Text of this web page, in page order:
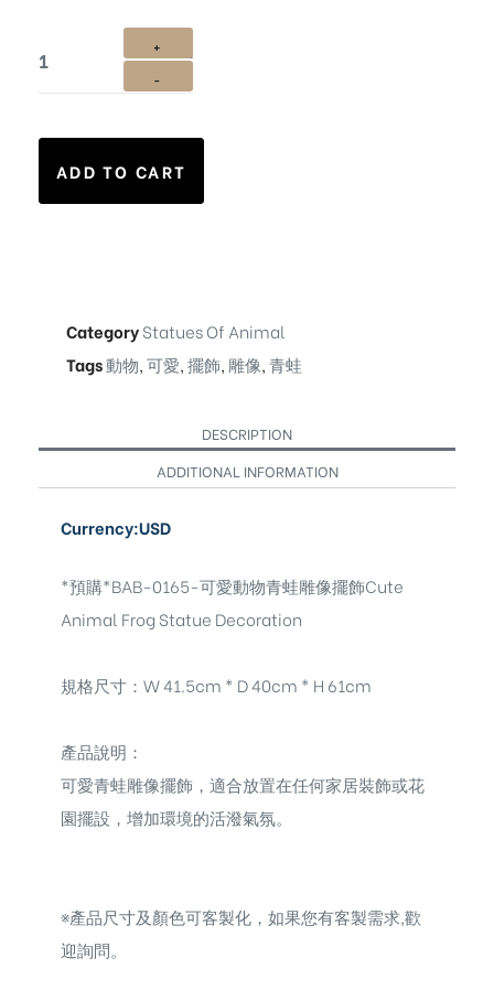
ADD TO CART
CategoryStatues Of Animal
Tags動物,可愛,擺飾, 雕像,青蛙
DESCRIPTION
ADDITIONAL INFORMATION
Currency:USD
*預購*BAB-0165-可愛動物青蛙雕像擺飾Cute
Animal Frog Statue Decoration
規格尺寸：W 41.5cm * D 40cm * H 61cm
產品說明：
可愛青蛙雕像擺飾，適合放置在任何家居裝飾或花
園擺設，增加環境的活潑氣氛。
※產品尺寸及顏色可客製化，如果您有客製需求,歡
迎詢問。